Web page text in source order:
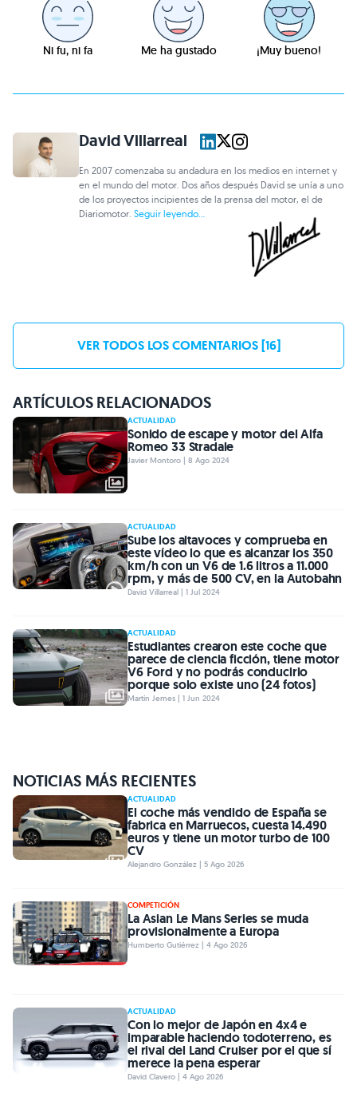
Ni fu, ni fa Me ha gustado ¡Muy bueno!
David Villarreal
En 2007 comenzaba su andadura en los medios en internet y
en el mundo del motor. Dos años después David se unía a uno
de los proyectos incipientes de la prensa del motor, el de
Diariomotor.Seguir leyendo...
VER TODOS LOS COMENTARIOS [16]
ARTÍCULOS RELACIONADOS
ACTUALIDAD
Sonido de escape y motor del Alfa
Romeo 33 Stradale
Javier Montoro | 8 Ago 2024
ACTUALIDAD
Sube los altavoces y comprueba en
este vídeo lo que es alcanzar los 350
km/h con un V6 de 1.6 litros a 11.000
rpm, y más de 500 CV, en la Autobahn
David Villarreal | 1 Jul 2024
ACTUALIDAD
Estudiantes crearon este coche que
parece de ciencia ficción, tiene motor
V6 Ford y no podrás conducirlo
porque solo existe uno (24 fotos)
Martín Jemes | 1 Jun 2024
NOTICIAS MÁS RECIENTES
ACTUALIDAD
El coche más vendido de España se
fabrica en Marruecos, cuesta 14.490
euros y tiene un motor turbo de 100
CV
Alejandro González | 5 Ago 2026
COMPETICIÓN
La Asian Le Mans Series se muda
provisionalmente a Europa
Humberto Gutiérrez | 4 Ago 2026
ACTUALIDAD
Con lo mejor de Japón en 4x4 e
imparable haciendo todoterreno, es
el rival del Land Cruiser por el que sí
merece la pena esperar
David Clavero | 4 Ago 2026